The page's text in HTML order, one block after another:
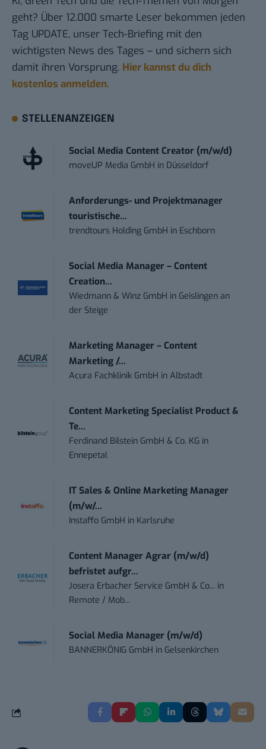
geht? Über 12.000 smarte Leser bekommen jeden
Tag UPDATE, unser Tech-Briefing mit den
wichtigsten News des Tages – und sichern sich
damit ihren Vorsprung. Hier kannst du dich
kostenlos anmelden.
STELLENANZEIGEN
Social Media Content Creator (m/w/d)
moveUP Media GmbH in Düsseldorf
Anforderungs- und Projektmanager
touristische...
trendtours Holding GmbH in Eschborn
Social Media Manager – Content
Creation...
Wiedmann & Winz GmbH in Geislingen an
der Steige
Marketing Manager – Content
Marketing /...
Acura Fachklinik GmbH inAlbstadt
Content Marketing Specialist Product &
Te...
Ferdinand Bilstein GmbH & Co. KG in
Ennepetal
IT Sales & Online Marketing Manager
(m/w/...
Instaffo GmbH in Karlsruhe
Content Manager Agrar (m/w/d)
befristet aufgr...
Josera Erbacher Service GmbH & Co... in
Remote / Mob...
Social Media Manager (m/w/d)
BANNERKÖNIG GmbH in Gelsenkirchen